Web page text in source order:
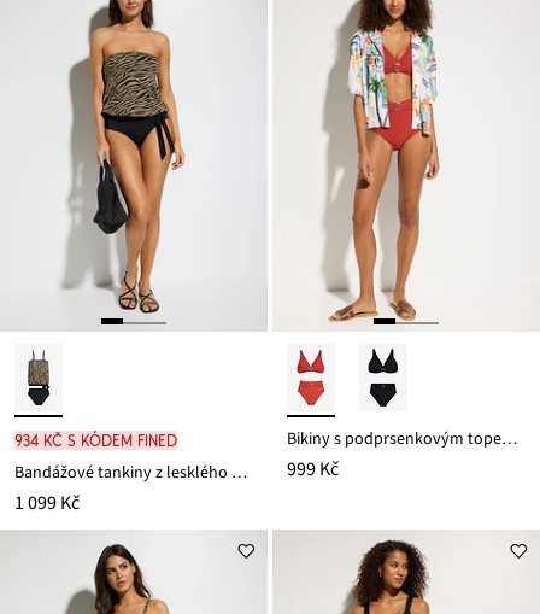
934 Kč s kódem FINED
Bandážové tankiny z lesklého materiálu (2dílná souprava)
1 099 Kč
Bikiny s podprsenkovým topem s ozdobným kroužkem (2dílná souprava)
999 Kč